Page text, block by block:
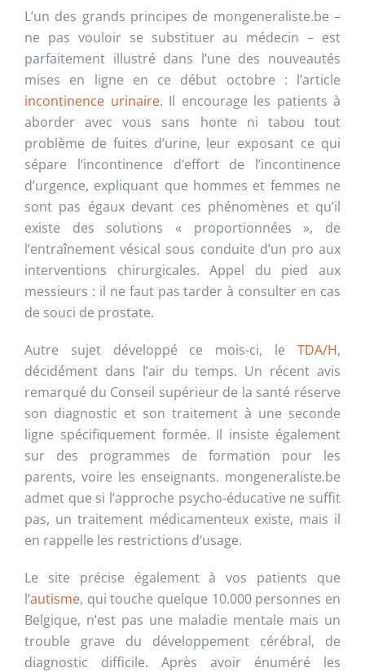
L’un des grands principes de mongeneraliste.be –
ne pas vouloir se substituer au médecin – est
parfaitement illustré dans l’une des nouveautés
mises en ligne en ce début octobre : l’article
incontinence urinaire. Il encourage les patients à
aborder avec vous sans honte ni tabou tout
problème de fuites d’urine, leur exposant ce qui
sépare l’incontinence d’effort de l’incontinence
d’urgence, expliquant que hommes et femmes ne
sont pas égaux devant ces phénomènes et qu’il
existe des solutions « proportionnées », de
l’entraînement vésical sous conduite d’un pro aux
interventions chirurgicales. Appel du pied aux
messieurs : il ne faut pas tarder à consulter en cas
de souci de prostate.
Autre sujet développé ce mois-ci, le TDA/H,
décidément dans l’air du temps. Un récent avis
remarqué du Conseil supérieur de la santé réserve
son diagnostic et son traitement à une seconde
ligne spécifiquement formée. Il insiste également
sur des programmes de formation pour les
parents, voire les enseignants. mongeneraliste.be
admet que si l’approche psycho-éducative ne suffit
pas, un traitement médicamenteux existe, mais il
en rappelle les restrictions d’usage.
Le site précise également à vos patients que
l’autisme, qui touche quelque 10.000 personnes en
Belgique, n’est pas une maladie mentale mais un
trouble grave du développement cérébral, de
diagnostic difficile. Après avoir énuméré les